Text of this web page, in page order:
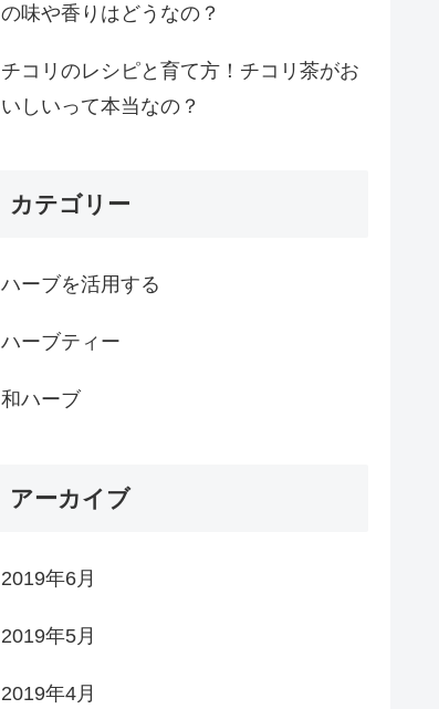
の味や香りはどうなの？
チコリのレシピと育て方！チコリ茶がお
いしいって本当なの？
カテゴリー
ハーブを活用する
ハーブティー
和ハーブ
アーカイブ
2019年6月
2019年5月
2019年4月